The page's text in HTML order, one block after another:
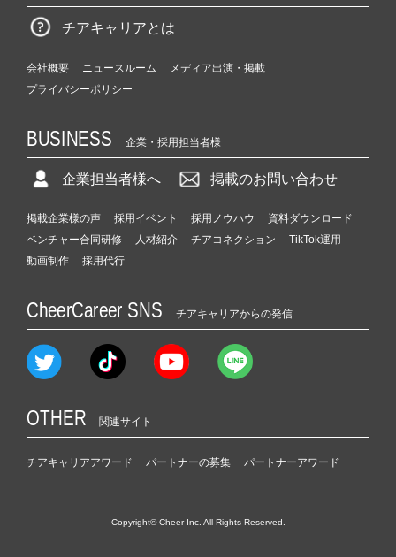
チアキャリアとは
会社概要 ニュースルーム
メディア出演・掲載
プライバシーポリシー
BUSINESS 企業・採用担当者様
企業担当者様へ 掲載のお問い合わせ
掲載企業様の声 採用イベント 採用ノウハウ
資料ダウンロード
ベンチャー合同研修
人材紹介 チアコネクション
TikTok運用
動画制作
採用代行
CheerCareer SNS チアキャリアからの発信
OTHER 関連サイト
チアキャリアアワード パートナーの募集 パートナーアワード
Copyright© Cheer Inc. All Rights Reserved.